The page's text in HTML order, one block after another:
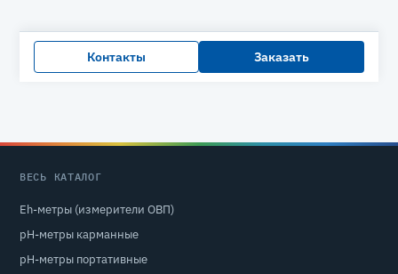
Контакты Заказать
ВЕСЬ КАТАЛОГ
Eh-метры (измерители ОВП)
pH-метры карманные
pH-метры портативные